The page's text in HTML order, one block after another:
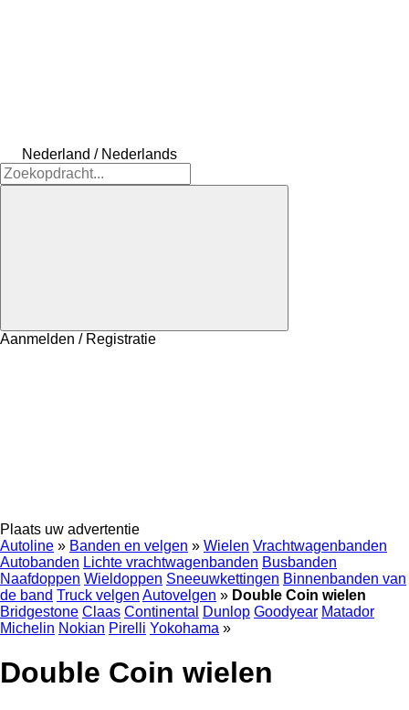
Nederland / Nederlands
Aanmelden / Registratie
Plaats uw advertentie
Autoline » Banden en velgen » Wielen Vrachtwagenbanden
Autobanden Lichte vrachtwagenbanden Busbanden
Naafdoppen Wieldoppen Sneeuwkettingen Binnenbanden van
de band Truck velgen Autovelgen » Double Coin wielen
Bridgestone Claas Continental Dunlop Goodyear Matador
Michelin Nokian Pirelli Yokohama »
Double Coin wielen